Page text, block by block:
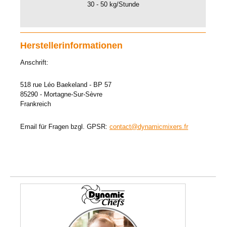
30 - 50 kg/Stunde
Herstellerinformationen
Anschrift:
518 rue Léo Baekeland - BP 57
85290 - Mortagne-Sur-Sèvre
Frankreich
Email für Fragen bzgl. GPSR: contact@dynamicmixers.fr